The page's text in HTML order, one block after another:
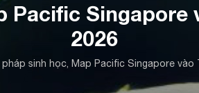
Pacific
2026
pháp sinh học, Map Pacific Singapore